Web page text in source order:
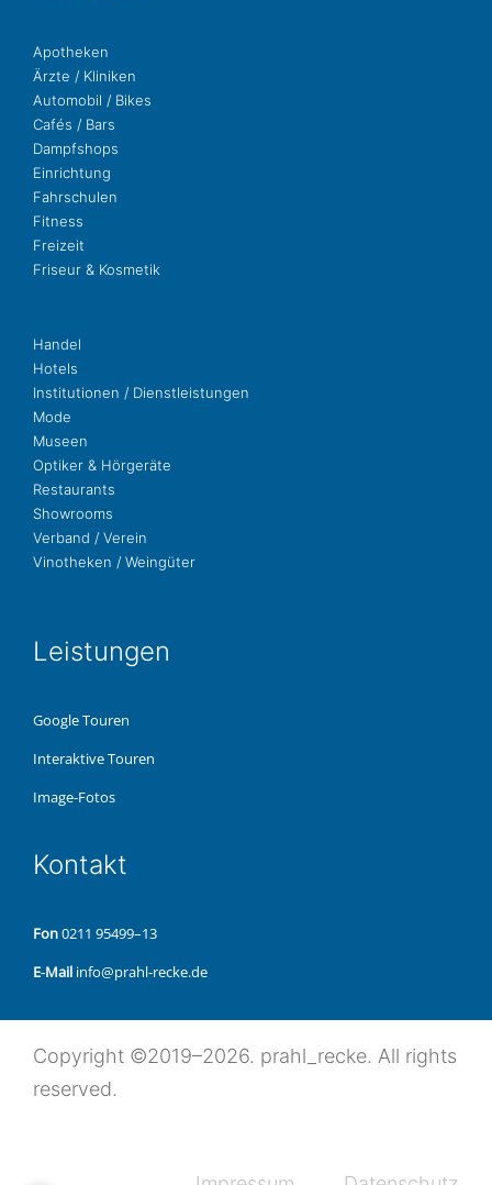
Apo­the­ken
Ärzte / Kliniken
Auto­mo­bil / Bikes
Cafés / Bars
Dampf­shops
Ein­rich­tung
Fahr­schu­len
Fit­ness
Freizeit
Fri­seur & Kosmetik
Handel
Hotels
Insti­tu­tio­nen / Dienstleistungen
Mode
Museen
Opti­ker & Hörgeräte
Restau­rants
Show­rooms
Ver­band / Verein
Vino­the­ken / Weingüter
Leis­tun­gen
Google Touren
Inter­ak­ti­ve Touren
Image-Fotos
Kon­takt
Fon0211 95499–13
E‑Mail info@prahl-recke.de
Copy­right ©2019–2026. prahl_recke. All rights
reserved.